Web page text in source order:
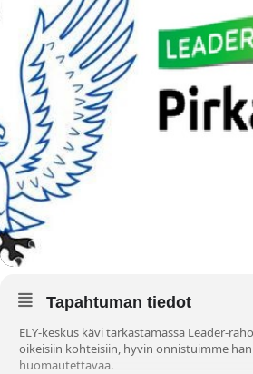
Tapahtuman tiedot
ELY-keskus kävi tarkastamassa Leader-
oikeisiin kohteisiin, hyvin onnistuimme
huomautettavaa.